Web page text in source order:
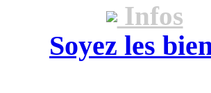
Infos
Soyez les